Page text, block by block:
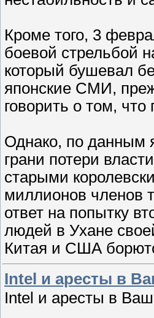
Кроме того, 3
боевой стрельбой
который бушевал
японские СМИ,
говорить о том,
Однако, по данным
грани потери
старыми
миллионов членов
ответ на попытку
людей в Ухане
Китая и США
Intel и аресты в
Intel и аресты в